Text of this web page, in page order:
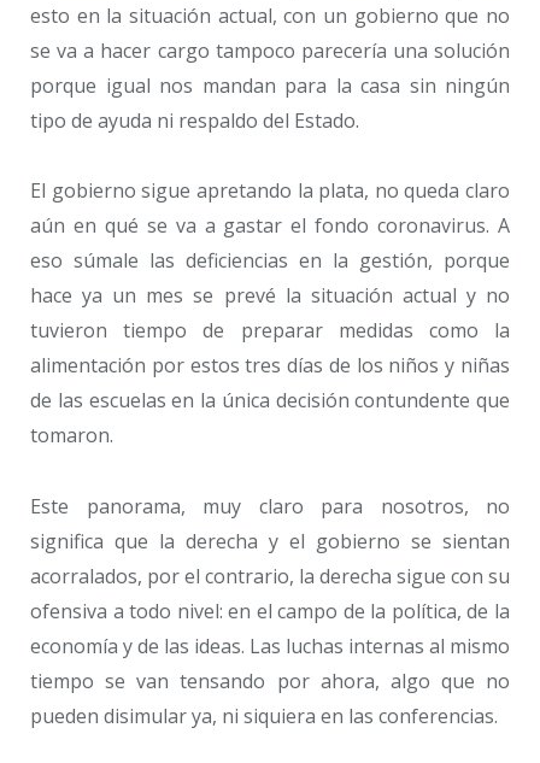
esto en la situación actual, con un gobierno que no
se va a hacer cargo tampoco parecería una solución
porque igual nos mandan para la casa sin ningún
tipo de ayuda ni respaldo del Estado.
El gobierno sigue apretando la plata, no queda claro
aún en qué se va a gastar el fondo coronavirus. A
eso súmale las deficiencias en la gestión, porque
hace ya un mes se prevé la situación actual y no
tuvieron tiempo de preparar medidas como la
alimentación por estos tres días de los niños y niñas
de las escuelas en la única decisión contundente que
tomaron.
Este panorama, muy claro para nosotros, no
significa que la derecha y el gobierno se sientan
acorralados, por el contrario, la derecha sigue con su
ofensiva a todo nivel: en el campo de la política, de la
economía y de las ideas. Las luchas internas al mismo
tiempo se van tensando por ahora, algo que no
pueden disimular ya, ni siquiera en las conferencias.